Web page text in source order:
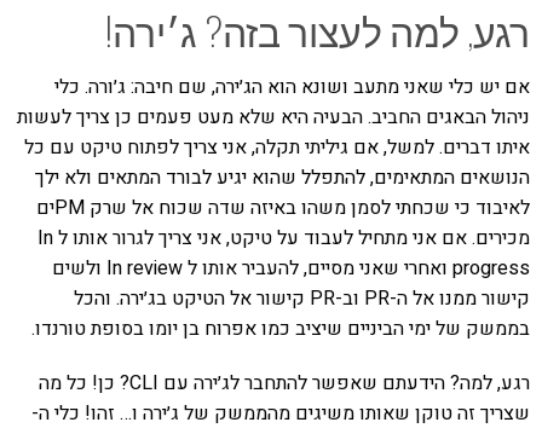
רגע, למה לעצור בזה? ג׳ירה!
אם יש כלי שאני מתעב ושונא הוא הג׳ירה, שם חיבה: ג׳ורה. כלי
ניהול הבאגים החביב. הבעיה היא שלא מעט פעמים כן צריך לעשות
איתו דברים. למשל, אם גיליתי תקלה, אני צריך לפתוח טיקט עם כל
הנושאים המתאימים, להתפלל שהוא יגיע לבורד המתאים ולא ילך
לאיבוד כי שכחתי לסמן משהו באיזה שדה שכוח אל שרק PMים
מכירים. אם אני מתחיל לעבוד על טיקט, אני צריך לגרור אותו ל In
progress ואחרי שאני מסיים, להעביר אותו ל In review ולשים
קישור ממנו אל ה-PR וב-PR קישור אל הטיקט בג׳ירה. והכל
בממשק של ימי הביניים שיציב כמו אפרוח בן יומו בסופת טורנדו.
רגע, למה? הידעתם שאפשר להתחבר לג׳ירה עם CLI? כן! כל מה
שצריך זה טוקן שאותו משיגים מהממשק של ג׳ירה ו… זהו! כלי ה-